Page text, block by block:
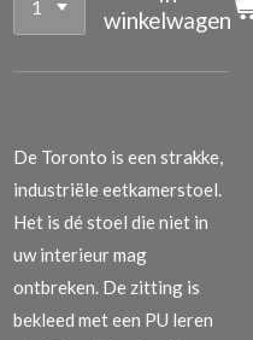
winkelwagen
De Toronto is een strakke,
industriële eetkamerstoel.
Het is dé stoel die niet in
uw interieur mag
ontbreken. De zitting is
bekleed met een PU leren